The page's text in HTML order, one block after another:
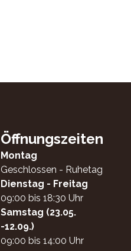
Öffnungszeiten
Montag
Geschlossen - Ruhetag
Dienstag - Freitag
09:00 bis 18:30 Uhr
Samstag (23.05.
-12.09.)
09:00 bis 14:00 Uhr